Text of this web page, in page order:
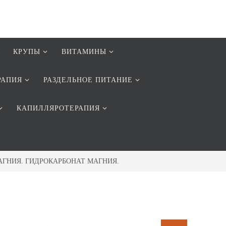
КРУПЫ ВИТАМИНЫ
РАЗДЕЛЬНОЕ ПИТАНИЕ
КАПИЛЛЯРОТЕРАПИЯ
ГИДРОКАРБОНАТ МАГНИЯ.